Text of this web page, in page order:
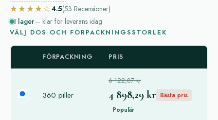
★★★★☆4.5(53 Recensioner)
I lager— klar för leverans idag
VÄLJ DOS OCH FÖRPACKNINGSSTORLEK
FÖRPACKNING PRIS
360 piller
6 122,87 kr
4 898,29 kr Bästa pris
Populär